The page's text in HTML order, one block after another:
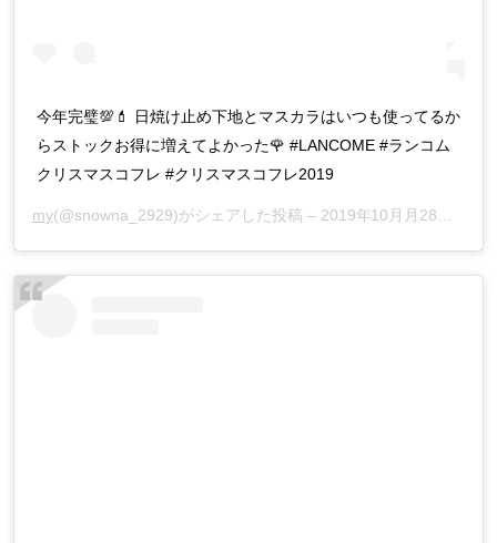
今年完璧💯💄 日焼け止め下地とマスカラはいつも使ってるか
らストックお得に増えてよかった🌹 #LANCOME #ランコム
クリスマスコフレ #クリスマスコフレ2019
my(@snowna_2929)がシェアした投稿 – 2019年10月月28日午前9時28分PDT